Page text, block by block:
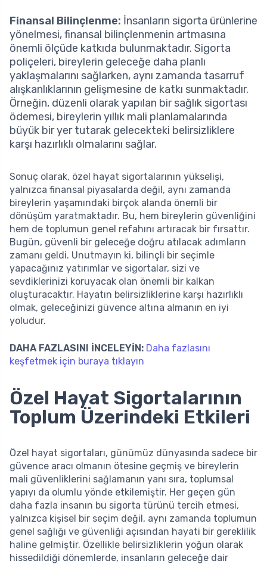
Finansal Bilinçlenme: İnsanların sigorta ürünlerine
yönelmesi, finansal bilinçlenmenin artmasına
önemli ölçüde katkıda bulunmaktadır. Sigorta
poliçeleri, bireylerin geleceğe daha planlı
yaklaşmalarını sağlarken, aynı zamanda tasarruf
alışkanlıklarının gelişmesine de katkı sunmaktadır.
Örneğin, düzenli olarak yapılan bir sağlık sigortası
ödemesi, bireylerin yıllık mali planlamalarında
büyük bir yer tutarak gelecekteki belirsizliklere
karşı hazırlıklı olmalarını sağlar.
Sonuç olarak, özel hayat sigortalarının yükselişi,
yalnızca finansal piyasalarda değil, aynı zamanda
bireylerin yaşamındaki birçok alanda önemli bir
dönüşüm yaratmaktadır. Bu, hem bireylerin güvenliğini
hem de toplumun genel refahını artıracak bir fırsattır.
Bugün, güvenli bir geleceğe doğru atılacak adımların
zamanı geldi. Unutmayın ki, bilinçli bir seçimle
yapacağınız yatırımlar ve sigortalar, sizi ve
sevdiklerinizi koruyacak olan önemli bir kalkan
oluşturacaktır. Hayatın belirsizliklerine karşı hazırlıklı
olmak, geleceğinizi güvence altına almanın en iyi
yoludur.
DAHA FAZLASINI İNCELEYİN: Daha fazlasını
keşfetmek için buraya tıklayın
Özel Hayat Sigortalarının
Toplum Üzerindeki Etkileri
Özel hayat sigortaları, günümüz dünyasında sadece bir
güvence aracı olmanın ötesine geçmiş ve bireylerin
mali güvenliklerini sağlamanın yanı sıra, toplumsal
yapıyı da olumlu yönde etkilemiştir. Her geçen gün
daha fazla insanın bu sigorta türünü tercih etmesi,
yalnızca kişisel bir seçim değil, aynı zamanda toplumun
genel sağlığı ve güvenliği açısından hayati bir gereklilik
haline gelmiştir. Özellikle belirsizliklerin yoğun olarak
hissedildiği dönemlerde, insanların geleceğe dair